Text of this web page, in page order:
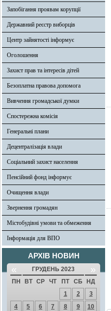
Запобігання проявам корупції
Державний реєстр виборців
Центр зайнятості інформує
Оголошення
Захист прав та інтересів дітей
Безоплатна правова допомога
Вивчення громадської думки
Спостережна комісія
Генеральні плани
Децентралізація влади
Соціальний захист населення
Пенсійний фонд інформує
Очищення влади
Звернення громадян
Містобудівні умови та обмеження
Інформація для ВПО
АРХІВ НОВИН
« ГРУДЕНЬ 2023 »
ПН ВТ СР ЧТ ПТ СБ
НД
1
2
3
4
5 6 7 8 9
10